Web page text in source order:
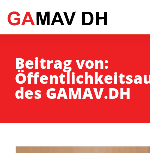
Beitrag von:
des GAMAV.DH